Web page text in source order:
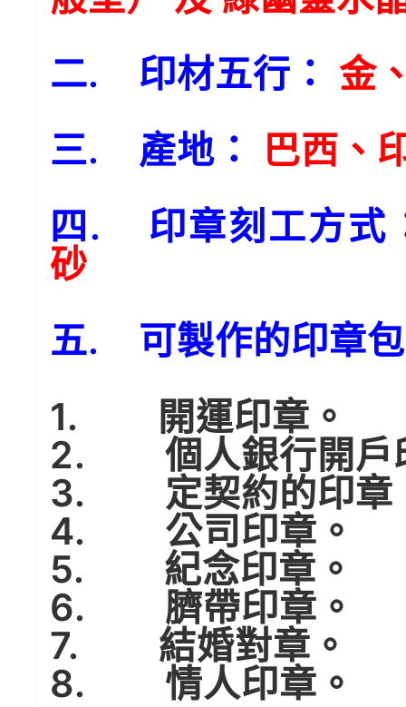
二. 印材五行： 金
三. 產地： 巴西、
四. 印章刻工方式
砂
五. 可製作的印章
1. 開運印章。
2. 個人銀行開戶
3. 定契約的印章
4. 公司印章。
5. 紀念印章。
6. 臍帶印章。
7. 結婚對章。
8. 情人印章。